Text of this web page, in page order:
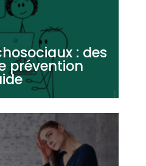
: des
prévention